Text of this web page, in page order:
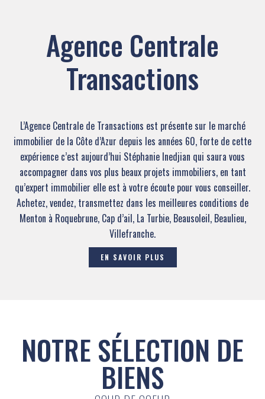
Agence Centrale
Transactions
L’Agence Centrale de Transactions est présente sur le marché
immobilier de la Côte d’Azur depuis les années 60, forte de cette
expérience c’est aujourd’hui Stéphanie Inedjian qui saura vous
accompagner dans vos plus beaux projets immobiliers, en tant
qu’expert immobilier elle est à votre écoute pour vous conseiller.
Achetez, vendez, transmettez dans les meilleures conditions de
Menton à Roquebrune, Cap d’ail, La Turbie, Beausoleil, Beaulieu,
Villefranche.
EN SAVOIR PLUS
NOTRE SÉLECTION DE
BIENS